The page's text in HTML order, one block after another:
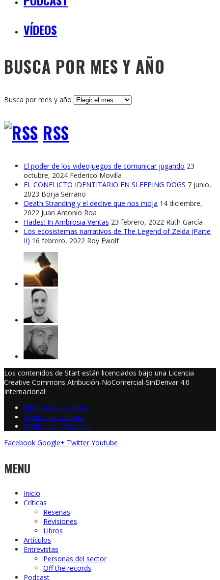
VÍDEOS
BUSCA POR MES Y AÑO
Busca por mes y año
RSS
El poder de los videojuegos de comunicar jugando 23
octubre, 2024 Federico Movilla
EL CONFLICTO IDENTITARIO EN SLEEPING DOGS 7 junio,
2023 Borja Serrano
Death Stranding y el declive que nos moja 14 diciembre,
2022 Juan Antonio Roa
Hades: In Ambrosia Veritas 23 febrero, 2022 Ruth García
Los ecosistemas narrativos de The Legend of Zelda (Parte
II) 16 febrero, 2022 Roy Ewolf
Los contenidos de Start están licenciados bajo una Licencia
Creative Commons Atribución-NoComercial-SinDerivar 4.0
Internacional
Información cookies
Política de cookies
Política de privacidad
Facebook Google+ Twitter Youtube
MENU
Inicio
Críticas
Reseñas
Revisiones
Libros
Artículos
Entrevistas
Personas del sector
Off the records
Podcast